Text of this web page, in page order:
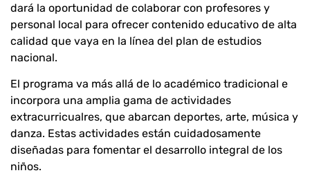
dará la oportunidad de colaborar con profesores y
personal local para ofrecer contenido educativo de alta
calidad que vaya en la línea del plan de estudios
nacional.
El programa va más allá de lo académico tradicional e
incorpora una amplia gama de actividades
extracurricualres, que abarcan deportes, arte, música y
danza. Estas actividades están cuidadosamente
diseñadas para fomentar el desarrollo integral de los
niños.